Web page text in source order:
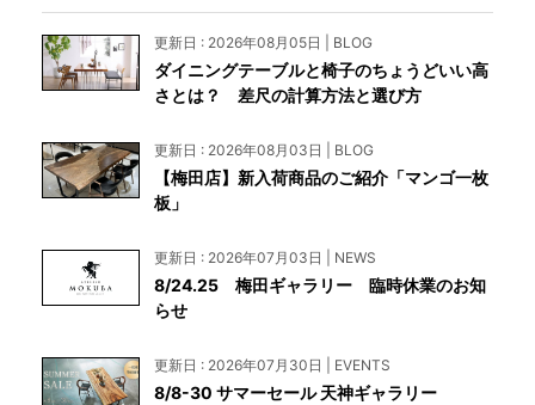
更新日 : 2026年08月05日 | BLOG
ダイニングテーブルと椅子のちょうどいい高
さとは？ 差尺の計算方法と選び方
更新日 : 2026年08月03日 | BLOG
【梅田店】新入荷商品のご紹介「マンゴ一枚
板」
更新日 : 2026年07月03日 | NEWS
8/24.25 梅田ギャラリー 臨時休業のお知
らせ
更新日 : 2026年07月30日 | EVENTS
8/8-30 サマーセール 天神ギャラリー